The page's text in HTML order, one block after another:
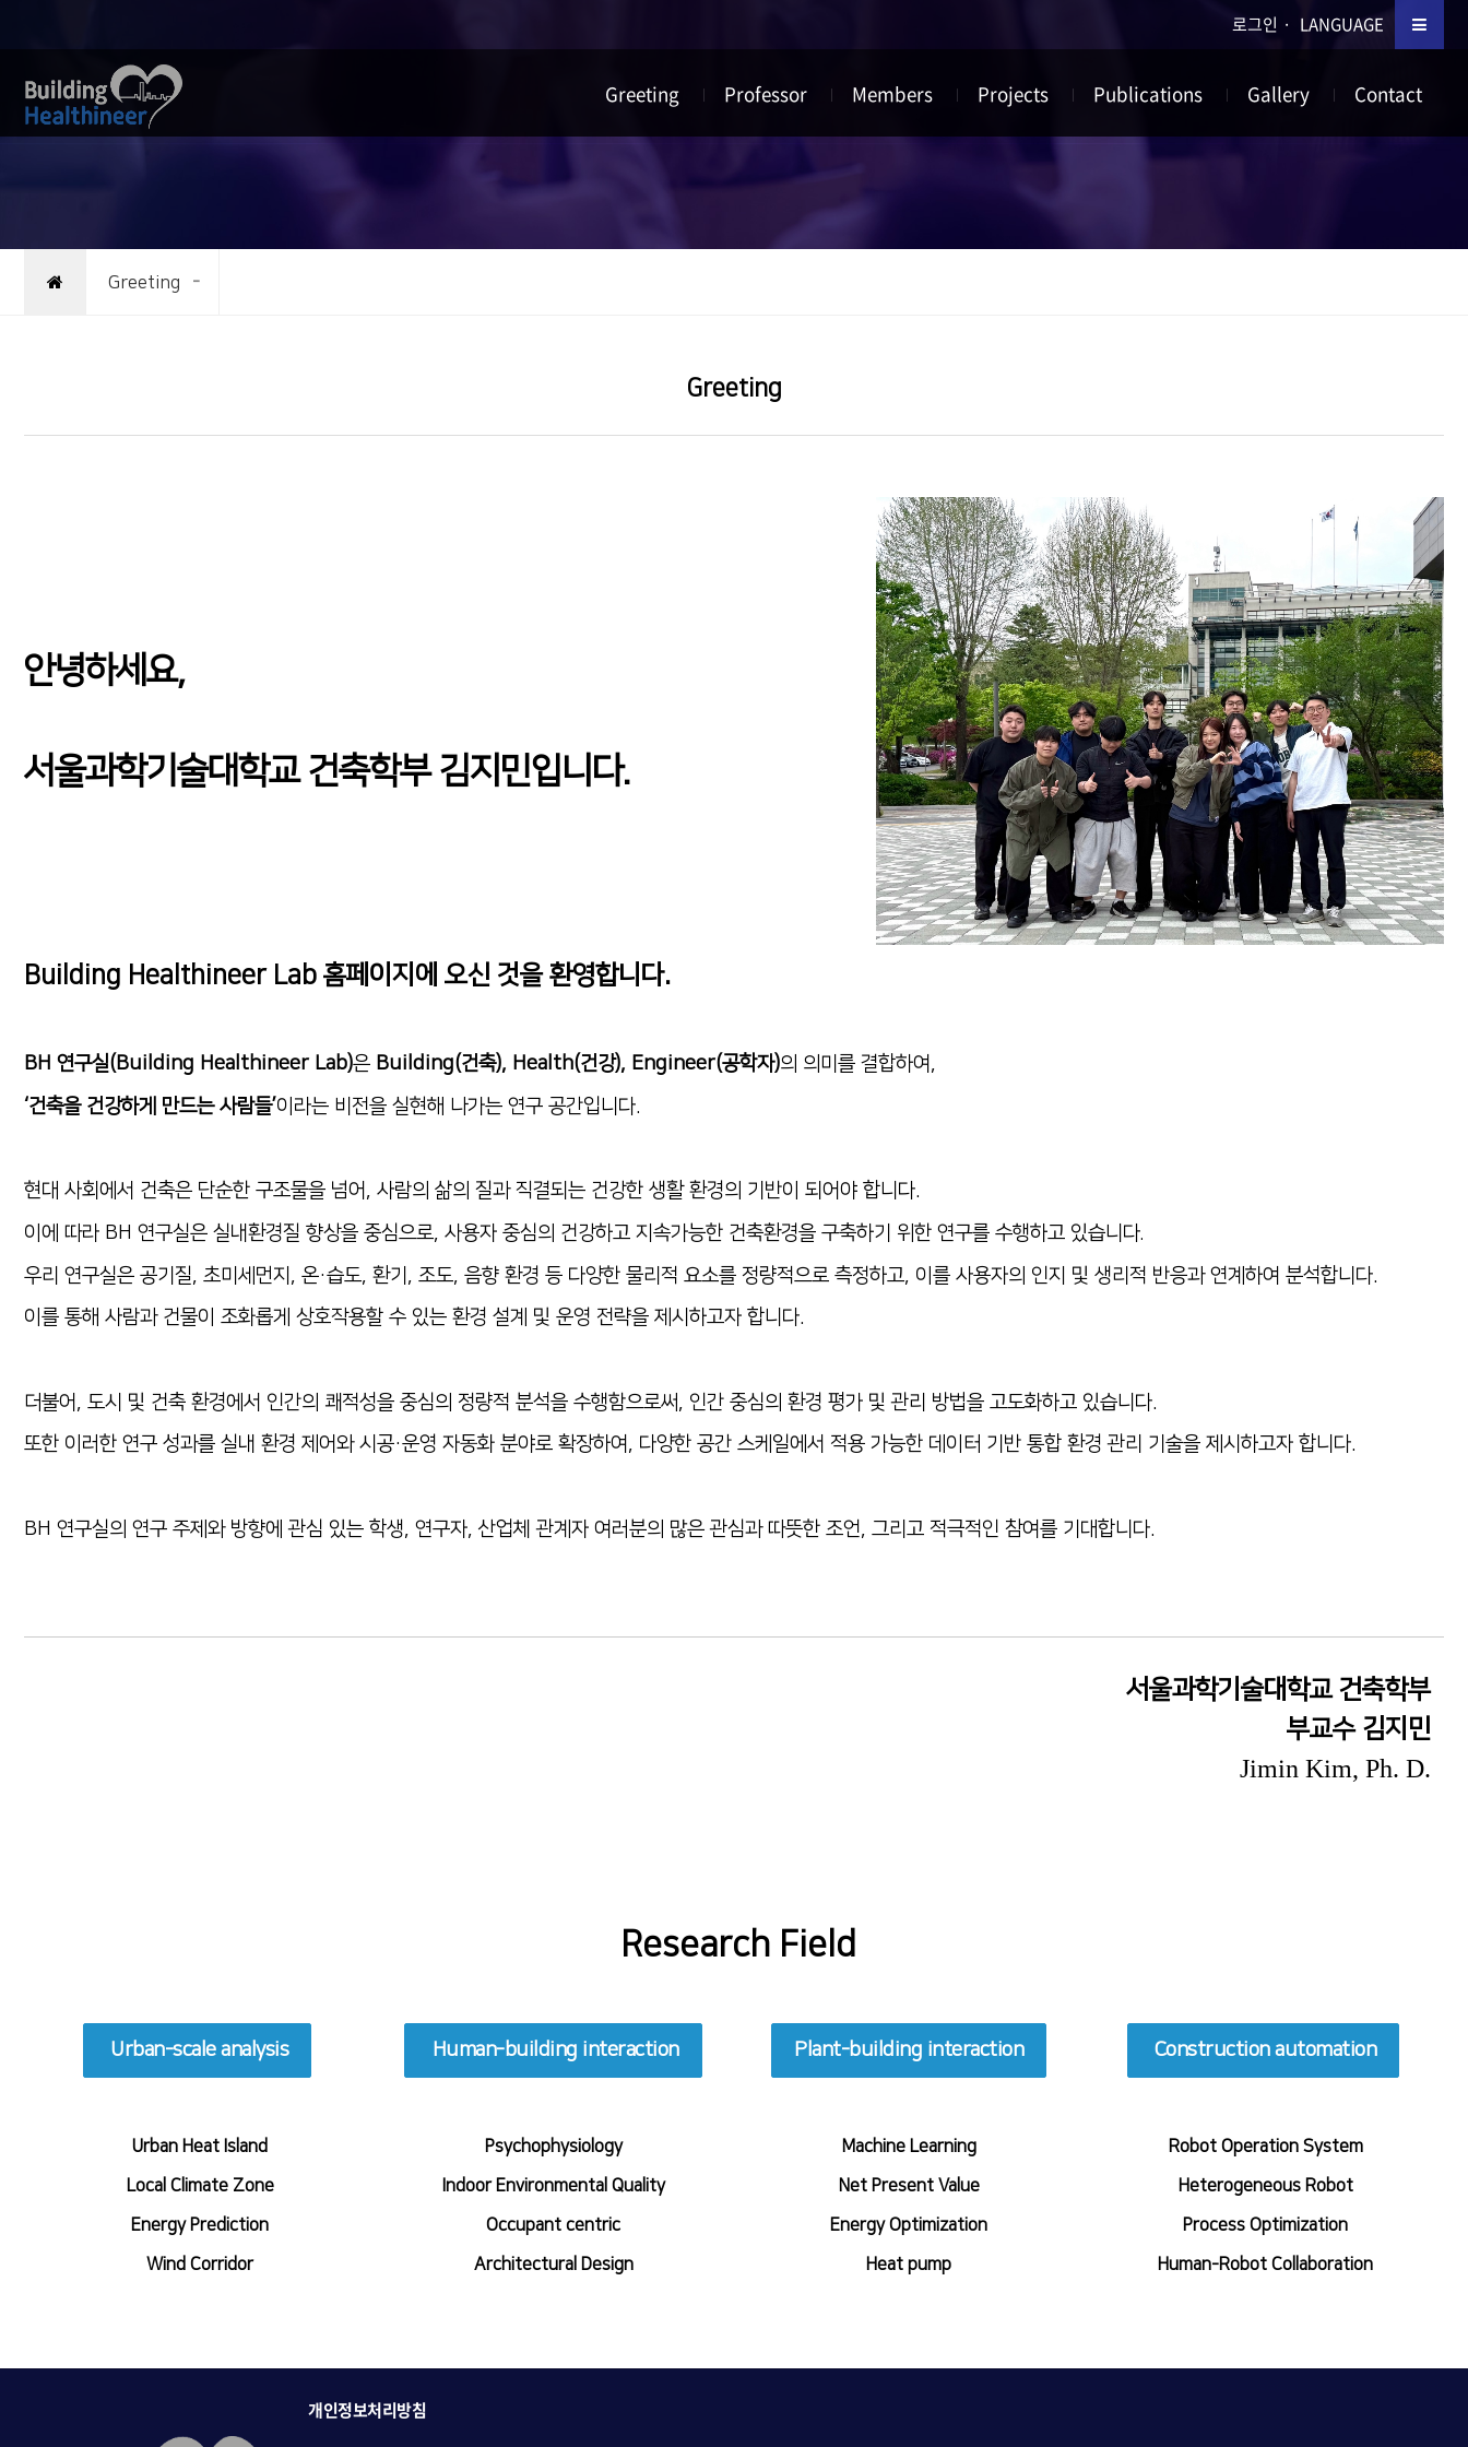
로그인 LANGUAGE
Greeting Professor Members Projects Publications Gallery Contact
Greeting
Greeting
안녕하세요,
서울과학기술대학교 건축학부 김지민입니다.
Building Healthineer Lab 홈페이지에 오신 것을 환영합니다.
BH 연구실(Building Healthineer Lab)은 Building(건축), Health(건강), Engineer(공학자)의 의미를 결합하여,
‘건축을 건강하게 만드는 사람들’이라는 비전을 실현해 나가는 연구 공간입니다.
현대 사회에서 건축은 단순한 구조물을 넘어, 사람의 삶의 질과 직결되는 건강한 생활 환경의 기반이 되어야 합니다.
이에 따라 BH 연구실은 실내환경질 향상을 중심으로, 사용자 중심의 건강하고 지속가능한 건축환경을 구축하기 위한 연구를 수행하고 있습니다.
우리 연구실은 공기질, 초미세먼지, 온·습도, 환기, 조도, 음향 환경 등 다양한 물리적 요소를 정량적으로 측정하고, 이를 사용자의 인지 및 생리적 반응과 연계하여 분석합니다.
이를 통해 사람과 건물이 조화롭게 상호작용할 수 있는 환경 설계 및 운영 전략을 제시하고자 합니다.
더불어, 도시 및 건축 환경에서 인간의 쾌적성을 중심의 정량적 분석을 수행함으로써, 인간 중심의 환경 평가 및 관리 방법을 고도화하고 있습니다.
또한 이러한 연구 성과를 실내 환경 제어와 시공·운영 자동화 분야로 확장하여, 다양한 공간 스케일에서 적용 가능한 데이터 기반 통합 환경 관리 기술을 제시하고자 합니다.
BH 연구실의 연구 주제와 방향에 관심 있는 학생, 연구자, 산업체 관계자 여러분의 많은 관심과 따뜻한 조언, 그리고 적극적인 참여를 기대합니다.
서울과학기술대학교 건축학부
부교수 김지민
Jimin Kim, Ph. D.
Research Field
Urban-scale analysis Human-building interaction Plant-building interaction Construction automation
Urban Heat Island
​Local Climate Zone
Energy Prediction
​Wind Corridor
​Psychophysiology
​Indoor Environmental Quality
​Occupant centric
​Architectural Design
Machine Learning
​Net Present Value
​Energy Optimization
​Heat pump
Robot Operation System
​Heterogeneous Robot
​Process Optimization
​Human-Robot Collaboration
개인정보처리방침